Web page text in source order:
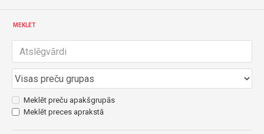
MEKLĒT
Meklēt preču apakšgrupās
Meklēt preces aprakstā